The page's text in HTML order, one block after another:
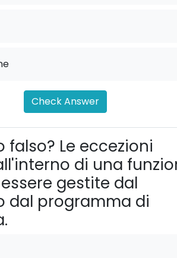
Check Answer
falso? Le eccezioni
di una
gestite dal
dal programma di